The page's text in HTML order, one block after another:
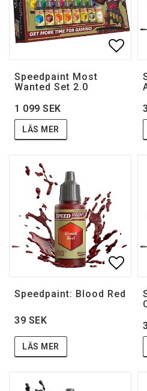
Speedpaint Most
Wanted Set 2.0
1 099 SEK
LÄS MER
Speedpaint: Blood Red
39 SEK
LÄS MER